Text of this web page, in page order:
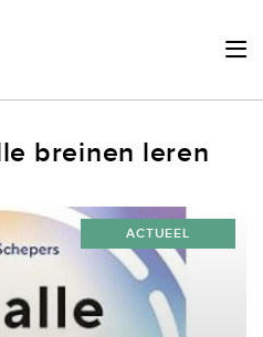
breinen leren
ACTUEEL